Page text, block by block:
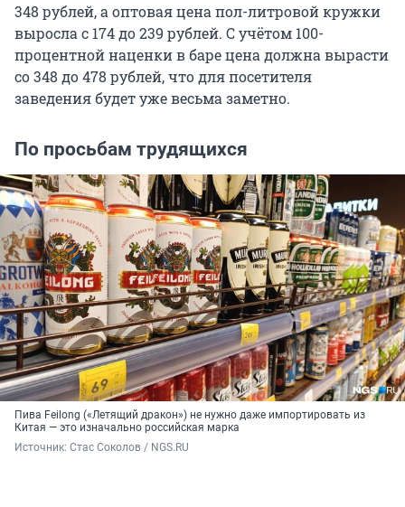
348 рублей, а оптовая цена пол-литровой кружки
выросла с 174 до 239 рублей. С учётом 100-
процентной наценки в баре цена должна вырасти
со 348 до 478 рублей, что для посетителя
заведения будет уже весьма заметно.
По просьбам трудящихся
Пива Feilong («Летящий дракон») не нужно даже импортировать из
Китая — это изначально российская марка
Источник: Стас Соколов / NGS.RU